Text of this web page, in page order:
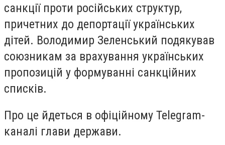
санкції проти російських структур,
причетних до депортації українських
дітей. Володимир Зеленський подякував
союзникам за врахування українських
пропозицій у формуванні санкційних
списків.
Про це йдеться в офіційному Telegram-
каналі глави держави.